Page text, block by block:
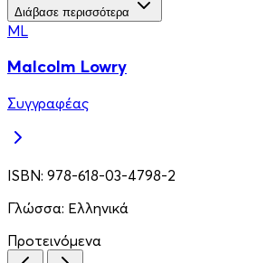
Διάβασε περισσότερα
ML
Malcolm Lowry
Συγγραφέας
ISBN: 978-618-03-4798-2
Γλώσσα: Ελληνικά
Προτεινόμενα